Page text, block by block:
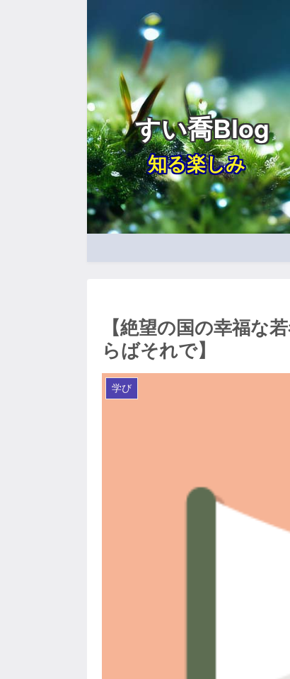
すい喬Blog
知る楽しみ
【絶望の国の幸福な
らばそれで】
学び